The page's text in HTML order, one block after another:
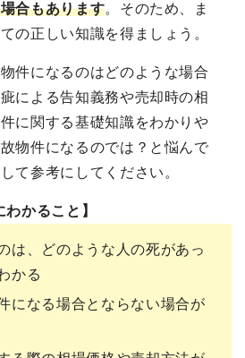
合もあります。そのため、ま
の正しい知識を得ましょう。
件になるのはどのような場合
による告知義務や売却時の相
に関する基礎知識をわかりや
物件になるのでは？と悩んで
て参考にしてください。
わかること】
は、どのような人の死があっ
かる
になる場合とならない場合が